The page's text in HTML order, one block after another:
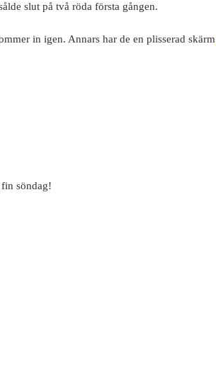
slut på två röda första gången.
in igen. Annars har de en plisserad skärm
söndag!